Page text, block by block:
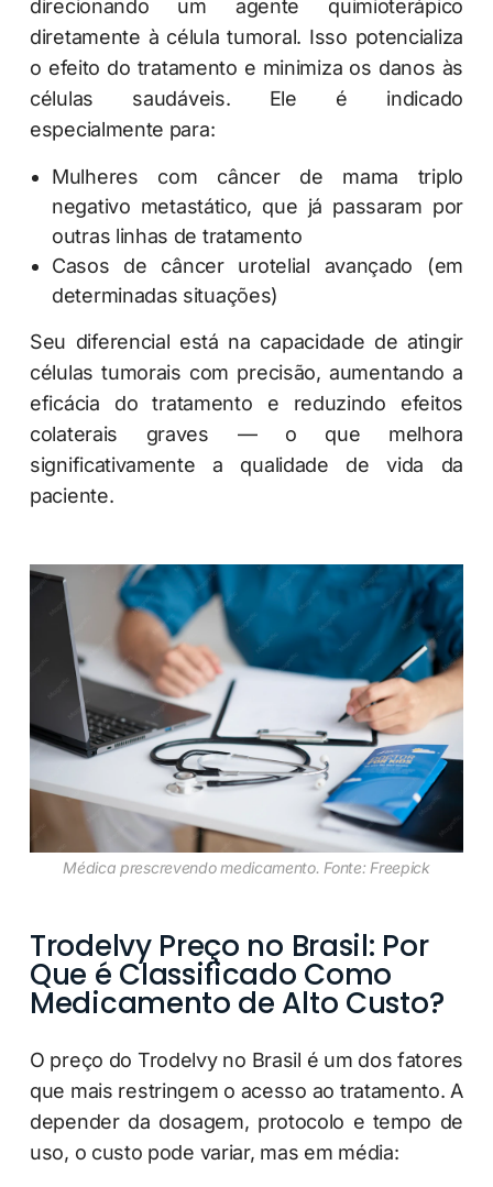
direcionando um agente quimioterápico
diretamente à célula tumoral. Isso potencializa
o efeito do tratamento e minimiza os danos às
células saudáveis. Ele é indicado
especialmente para:
Mulheres com câncer de mama triplo
negativo metastático, que já passaram por
outras linhas de tratamento
Casos de câncer urotelial avançado (em
determinadas situações)
Seu diferencial está na capacidade de atingir
células tumorais com precisão, aumentando a
eficácia do tratamento e reduzindo efeitos
colaterais graves — o que melhora
significativamente a qualidade de vida da
paciente.
Médica prescrevendo medicamento. Fonte: Freepick
Trodelvy Preço no Brasil: Por
Que é Classificado Como
Medicamento de Alto Custo?
O preço do Trodelvy no Brasil é um dos fatores
que mais restringem o acesso ao tratamento. A
depender da dosagem, protocolo e tempo de
uso, o custo pode variar, mas em média: